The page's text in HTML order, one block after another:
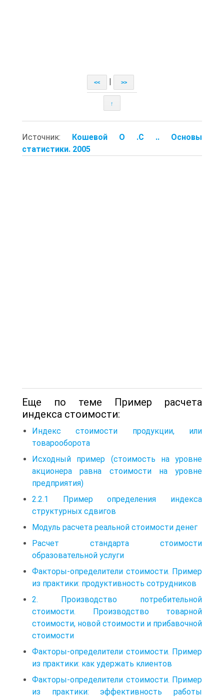
<< >>
↑
Источник: Кошевой О .С .. Основы
статистики. 2005
Еще по теме Пример расчета
индекса стоимости:
Индекс стоимости продукции, или
товарооборота
Исходный пример (стоимость на уровне
акционера равна стоимости на уровне
предприятия)
2.2.1 Пример определения индекса
структурных сдвигов
Модуль расчета реальной стоимости денег
Расчет стандарта стоимости
образовательной услуги
Факторы-определители стоимости. Пример
из практики: продуктивность сотрудников
2. Производство потребительной
стоимости. Производство товарной
стоимости, новой стоимости и прибавочной
стоимости
Факторы-определители стоимости. Пример
из практики: как удержать клиентов
Факторы-определители стоимости. Пример
из практики: эффективность работы